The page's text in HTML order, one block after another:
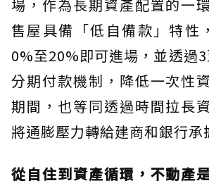
場，作為長期資產配置的一
售屋具備「低自備款」特性
0%至20%即可進場，並透過
分期付款機制，降低一次性
期間，也等同透過時間拉長
將通膨壓力轉給建商和銀行承
從自住到資產循環，不動產